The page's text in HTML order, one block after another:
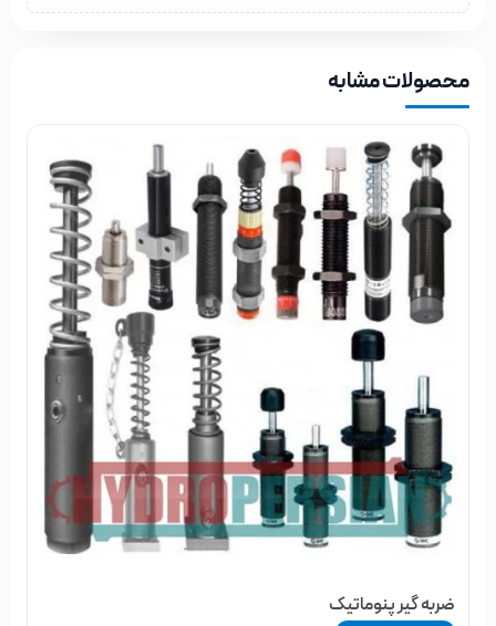
محصولات مشابه
ضربه گیر پنوماتیک